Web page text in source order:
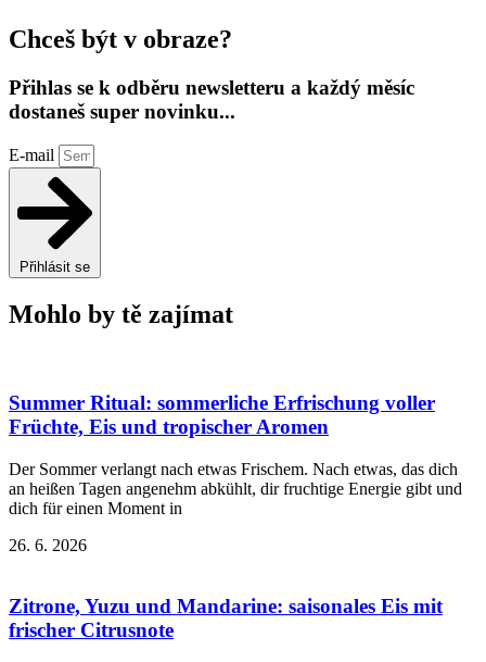
Chceš být v obraze?
Přihlas se k odběru newsletteru a každý měsíc
dostaneš super novinku...
E-mail
Přihlásit se
Mohlo by tě zajímat
Summer Ritual: sommerliche Erfrischung voller
Früchte, Eis und tropischer Aromen
Der Sommer verlangt nach etwas Frischem. Nach etwas, das dich
an heißen Tagen angenehm abkühlt, dir fruchtige Energie gibt und
dich für einen Moment in
26. 6. 2026
Zitrone, Yuzu und Mandarine: saisonales Eis mit
frischer Citrusnote